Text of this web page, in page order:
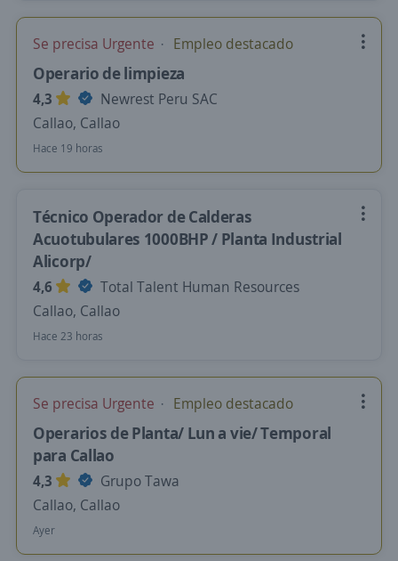
Se precisa Urgente Empleo destacado
Operario de limpieza
4,3
Newrest Peru SAC
Callao, Callao
Hace 19 horas
Técnico Operador de Calderas
Acuotubulares 1000BHP / Planta Industrial
Alicorp/
4,6
Total Talent Human Resources
Callao, Callao
Hace 23 horas
Se precisa Urgente Empleo destacado
Operarios de Planta/ Lun a vie/ Temporal
para Callao
4,3
Grupo Tawa
Callao, Callao
Ayer